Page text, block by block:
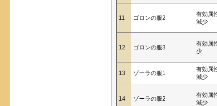
11 ゴロンの服2
有効属
減少
12 ゴロンの服3
有効属
少
13 ゾーラの服1
有効属
減少
14 ゾーラの服2
有効属
減少